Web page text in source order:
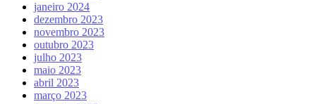
janeiro 2024
dezembro 2023
novembro 2023
outubro 2023
julho 2023
maio 2023
abril 2023
março 2023